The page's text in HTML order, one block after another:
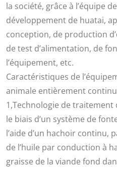
la société, grâce à l’équipe
développement de huatai,
conception, de production
de test d’alimentation, de
l’équipement, etc.
Caractéristiques de
animale entièrement
1,Technologie de
le biais d’un système de
l’aide d’un hachoir continu,
de l’huile par conduction à
graisse de la viande fond